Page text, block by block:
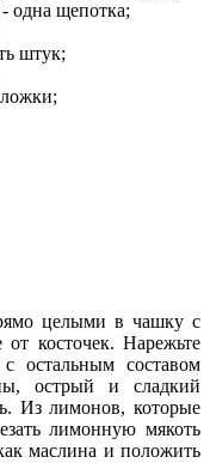
одна щепотка;
штук;
целыми в чашку с
косточек. Нарежьте
остальным составом
острый и сладкий
Из лимонов, которые
лимонную мякоть
маслина и положить